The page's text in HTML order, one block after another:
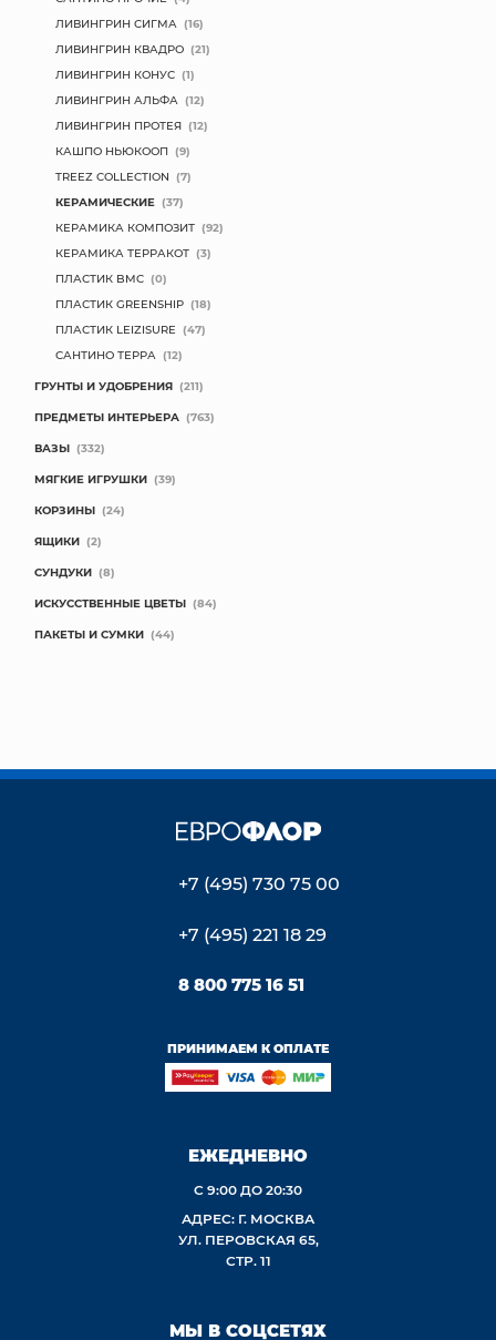
ЛИВИНГРИН СИГМА (16)
ЛИВИНГРИН КВАДРО (21)
ЛИВИНГРИН КОНУС (1)
ЛИВИНГРИН АЛЬФА (12)
ЛИВИНГРИН ПРОТЕЯ (12)
КАШПО НЬЮКООП (9)
TREEZ COLLECTION (7)
КЕРАМИЧЕСКИЕ (37)
КЕРАМИКА КОМПОЗИТ (92)
КЕРАМИКА ТЕРРАКОТ (3)
ПЛАСТИК BMC (0)
ПЛАСТИК GREENSHIP (18)
ПЛАСТИК LEIZISURE (47)
САНТИНО ТЕРРА (12)
ГРУНТЫ И УДОБРЕНИЯ (211)
ПРЕДМЕТЫ ИНТЕРЬЕРА (763)
ВАЗЫ (332)
МЯГКИЕ ИГРУШКИ (39)
КОРЗИНЫ (24)
ЯЩИКИ (2)
СУНДУКИ (8)
ИСКУССТВЕННЫЕ ЦВЕТЫ (84)
ПАКЕТЫ И СУМКИ (44)
+7 (495) 730 75 00
+7 (495) 221 18 29
8 800 775 16 51
ПРИНИМАЕМ К ОПЛАТЕ
ЕЖЕДНЕВНО
С 9:00 ДО 20:30
АДРЕС: Г. МОСКВА
УЛ. ПЕРОВСКАЯ 65,
СТР. 11
МЫ В СОЦСЕТЯХ